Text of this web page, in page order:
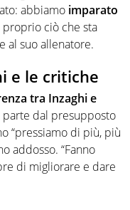
abbiamo imparato
proprio ciò che sta
al suo allenatore.
e le critiche
tra Inzaghi e
parte dal presupposto
“pressiamo di più, più
addosso. “Fanno
di migliorare e dare